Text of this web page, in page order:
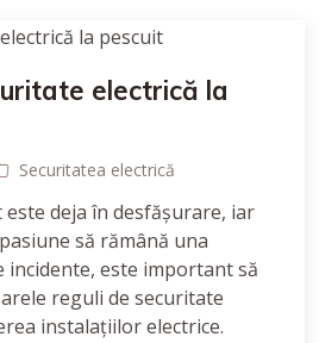
electrică la
Securitatea electrică
este deja în desfășurare, iar
să rămână una
incidente, este important să
reguli de securitate
instalațiilor electrice.